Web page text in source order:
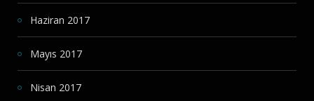
Haziran 2017
Mayıs 2017
Nisan 2017